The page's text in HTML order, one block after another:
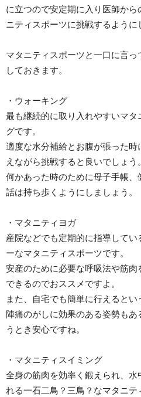
に立つので安定期に入り医師か
ニティスポーツに挑戦するように
マタニティスポーツと一口に言
しておきます。
・ウォーキング
最も継続的に取り入れやすいマ
グです。
適度な水分補給とお腹が張った時
えながら挑戦すると良いでしょう。
何かあった時のために母子手帳
話は持ち歩くようにしましょう。
・マタニティヨガ
産院などでも定期的に指導して
ーなマタニティスポーツです。
安産のために必要な呼吸法や筋
できるのでおススメですよ。
また、自宅でも簡単に行えるとい
陣痛のがしに効果のある姿勢も
うとき安心ですね。
・マタニティスイミング
全身の筋肉を効率く鍛えられ、
れる一石二鳥？三鳥？なマタニテ